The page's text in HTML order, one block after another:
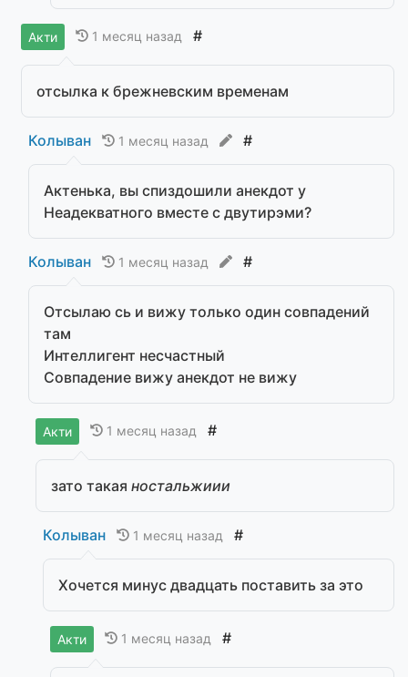
Акти 1 месяц назад #
отсылка к брежневским временам
Колыван 1 месяц назад #
Актенька, вы спиздошили анекдот у
Неадекватного вместе с двутирэми?
Колыван 1 месяц назад #
Отсылаю сь и вижу только один совпадений
там
Интеллигент несчастный
Совпадение вижу анекдот не вижу
Акти 1 месяц назад #
зато такая ностальжиии
Колыван 1 месяц назад #
Хочется минус двадцать поставить за это
Акти 1 месяц назад #